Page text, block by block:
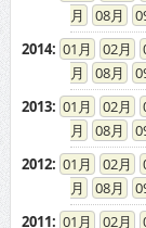
08
2014: 01 02
08
2013: 01 02
08
2012: 01 02
08
2011: 01 02